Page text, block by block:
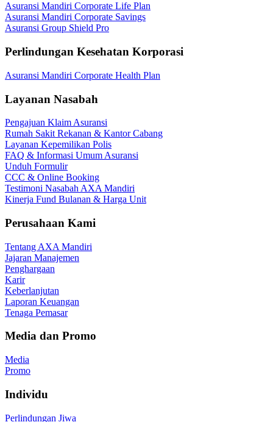
Asuransi Mandiri Corporate Life Plan
Asuransi Mandiri Corporate Savings
Asuransi Group Shield Pro
Perlindungan Kesehatan Korporasi
Asuransi Mandiri Corporate Health Plan
Layanan Nasabah
Pengajuan Klaim Asuransi
Rumah Sakit Rekanan & Kantor Cabang
Layanan Kepemilikan Polis
FAQ & Informasi Umum Asuransi
Unduh Formulir
CCC & Online Booking
Testimoni Nasabah AXA Mandiri
Kinerja Fund Bulanan & Harga Unit
Perusahaan Kami
Tentang AXA Mandiri
Jajaran Manajemen
Penghargaan
Karir
Keberlanjutan
Laporan Keuangan
Tenaga Pemasar
Media dan Promo
Media
Promo
Individu
Perlindungan Jiwa